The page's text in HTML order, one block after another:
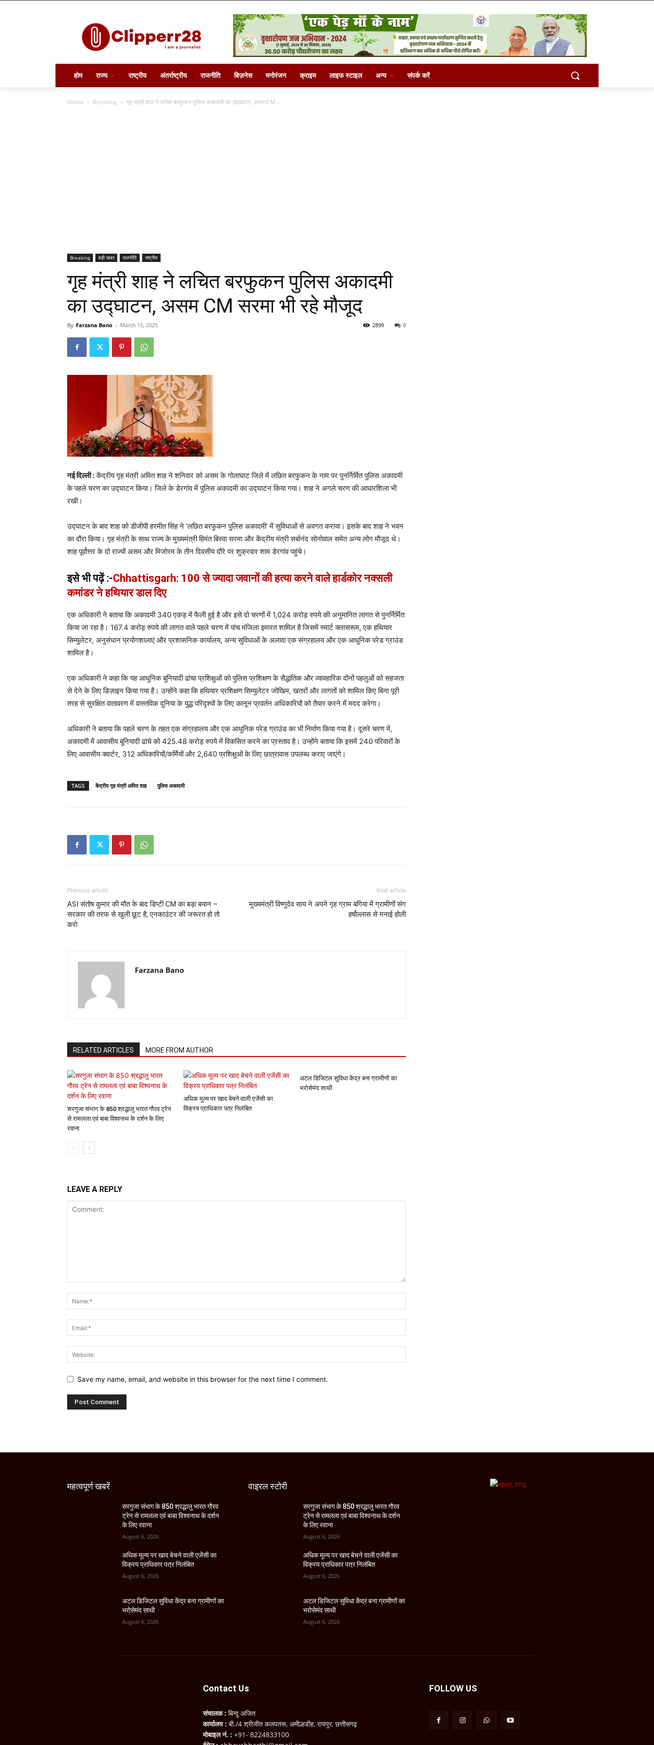
होम राज्य राष्ट्रीय अंतर्राष्ट्रीय राजनीति बिज़नेस मनोरंजन क्राइम लाइफ स्टाइल अन्य संपर्क करें
Home Breaking गृह मंत्री शाह ने लचित बरफुकन पुलिस अकादमी का उद्घाटन, असम CM...
Breaking बड़ी खबर राजनीति राष्ट्रीय
गृह मंत्री शाह ने लचित बरफुकन पुलिस अकादमी
का उद्घाटन, असम CM सरमा भी रहे मौजूद
By Farzana Bano - March 15, 2025 0
2899
नई दिल्ली :केंद्रीय गृह मंत्री अमित शाह ने शनिवार को असम के गोलाघाट जिले में लछित बरफुकन के नाम पर पुनर्निर्मित पुलिस अकादमी
के पहले चरण का उद्घाटन किया। जिले के डेरगांव में पुलिस अकादमी का उद्घाटन किया गया। शाह ने अगले चरण की आधारशिला भी
रखी।
उद्घाटन के बाद शाह को डीजीपी हरमीत सिंह ने ‘लछित बरफुकन पुलिस अकादमी’ में सुविधाओं से अवगत कराया। इसके बाद शाह ने भवन
का दौरा किया। गृह मंत्री के साथ राज्य के मुख्यमंत्री हिमंत बिस्वा सरमा और केंद्रीय मंत्री सर्बानंद सोनोवाल समेत अन्य लोग मौजूद थे।
शाह पूर्वोत्तर के दो राज्यों असम और मिजोरम के तीन दिवसीय दौरे पर शुक्रवार शाम डेरगांव पहुंचे।
इसे भी पढ़ें :-Chhattisgarh: 100 से ज्यादा जवानों की हत्या करने वाले हार्डकोर नक्सली
कमांडर ने हथियार डाल दिए
एक अधिकारी ने बताया कि अकादमी 340 एकड़ में फैली हुई है और इसे दो चरणों में 1,024 करोड़ रुपये की अनुमानित लागत से पुनर्निर्मित
किया जा रहा है। 167.4 करोड़ रुपये की लागत वाले पहले चरण में पांच मंजिला इमारत शामिल है जिसमें स्मार्ट क्लासरूम, एक हथियार
सिम्युलेटर, अनुसंधान प्रयोगशालाएं और प्रशासनिक कार्यालय, अन्य सुविधाओं के अलावा एक संग्रहालय और एक आधुनिक परेड ग्राउंड
शामिल है।
एक अधिकारी ने कहा कि यह आधुनिक बुनियादी ढांचा प्रशिक्षुओं को पुलिस प्रशिक्षण के सैद्धांतिक और व्यावहारिक दोनों पहलुओं को सहजता
से देने के लिए डिज़ाइन किया गया है। उन्होंने कहा कि हथियार प्रशिक्षण सिम्युलेटर जोखिम, खतरों और लागतों को शामिल किए बिना पूरी
तरह से सुरक्षित वातावरण में वास्तविक दुनिया के युद्ध परिदृश्यों के लिए कानून प्रवर्तन अधिकारियों को तैयार करने में मदद करेगा।
अधिकारी ने बताया कि पहले चरण के तहत एक संग्रहालय और एक आधुनिक परेड ग्राउंड का भी निर्माण किया गया है। दूसरे चरण में,
अकादमी में आवासीय बुनियादी ढांचे को 425.48 करोड़ रुपये में विकसित करने का प्रस्ताव है। उन्होंने बताया कि इसमें 240 परिवारों के
लिए आवासीय क्वार्टर, 312 अधिकारियों/कर्मियों और 2,640 प्रशिक्षुओं के लिए छात्रावास उपलब्ध कराए जाएंगे।
TAGS केंद्रीय गृह मंत्री अमित शाह पुलिस अकादमी
Previous article
ASI संतोष कुमार की मौत के बाद डिप्टी CM का बड़ा बयान –
सरकार की तरफ से खुली छूट है, एनकाउंटर की जरूरत हो तो
करो
Next article
मुख्यमंत्री विष्णुदेव साय ने अपने गृह ग्राम बगिया में ग्रामीणों संग
हर्षोल्लास से मनाई होली
Farzana Bano
RELATED ARTICLES MORE FROM AUTHOR
सरगुजा संभाग के 850 श्रद्धालु भारत गौरव ट्रेन
से रामलला एवं बाबा विश्वनाथ के दर्शन के लिए
रवाना
अधिक मूल्य पर खाद बेचने वाली एजेंसी का
विक्रय प्राधिकार पत्र निलंबित
अटल डिजिटल सुविधा केंद्र बना ग्रामीणों का
भरोसेमंद साथी
LEAVE A REPLY
Save my name, email, and website in this browser for the next time I comment.
महत्वपूर्ण खबरें
सरगुजा संभाग के 850 श्रद्धालु भारत गौरव
ट्रेन से रामलला एवं बाबा विश्वनाथ के दर्शन
के लिए रवाना
August 6, 2026
अधिक मूल्य पर खाद बेचने वाली एजेंसी का
विक्रय प्राधिकार पत्र निलंबित
August 6, 2026
अटल डिजिटल सुविधा केंद्र बना ग्रामीणों का
भरोसेमंद साथी
August 6, 2026
वाइरल स्टोरी
सरगुजा संभाग के 850 श्रद्धालु भारत गौरव
ट्रेन से रामलला एवं बाबा विश्वनाथ के दर्शन
के लिए रवाना
August 6, 2026
अधिक मूल्य पर खाद बेचने वाली एजेंसी का
विक्रय प्राधिकार पत्र निलंबित
August 6, 2026
अटल डिजिटल सुविधा केंद्र बना ग्रामीणों का
भरोसेमंद साथी
August 6, 2026
Contact Us
संचालक : बिन्दु अजित
कार्यालय : बी./4 श्रीजीत कलपतरू, अमील्हडीह, रायपुर, छत्तीसगढ़
मोबाइल नं. : +91- 8224833100
FOLLOW US